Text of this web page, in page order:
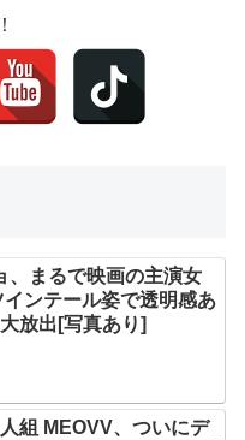
、まるで映画の主演女
ンテール姿で透明感あ
放出[写真あり]
組 MEOVV、ついにデ